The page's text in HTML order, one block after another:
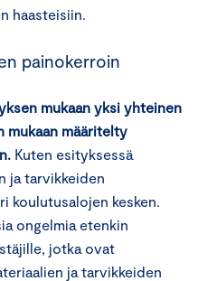
haasteisiin.
painokerroin
mukaan yksi yhteinen
mukaan määritelty
Kuten esityksessä
ja tarvikkeiden
koulutusalojen kesken.
ongelmia etenkin
jotka ovat
ja tarvikkeiden